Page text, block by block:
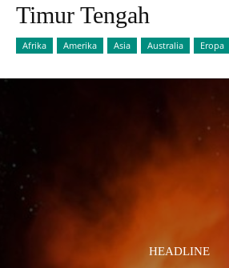
Timur Tengah
Afrika Amerika Asia Australia Eropa
HEADLINE